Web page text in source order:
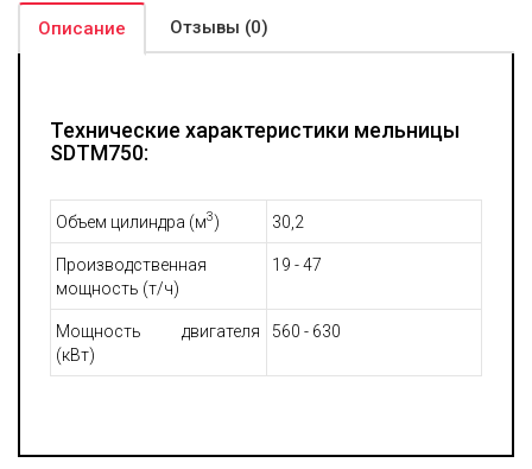
Описание Отзывы (0)
Технические характеристики мельницы
SDTM750:
Объем цилиндра (м3) 30,2
Производственная
мощность (т/ч)
19 - 47
Мощность двигателя
(кВт)
560 - 630